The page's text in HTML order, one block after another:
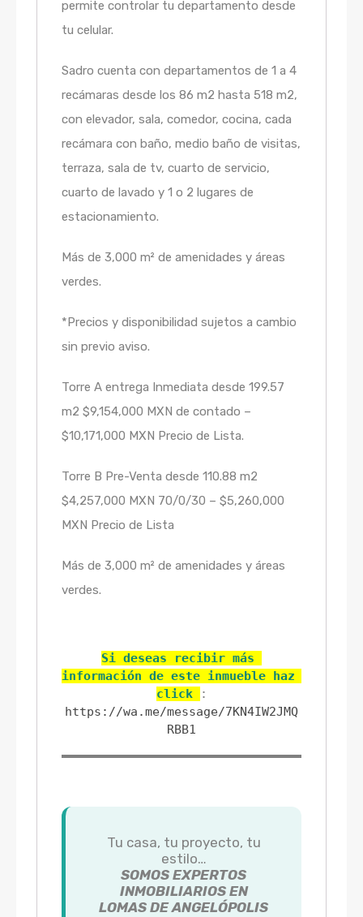
permite controlar tu departamento desde
tu celular.
Sadro cuenta con departamentos de 1 a 4
recámaras desde los 86 m2 hasta 518 m2,
con elevador, sala, comedor, cocina, cada
recámara con baño, medio baño de visitas,
terraza, sala de tv, cuarto de servicio,
cuarto de lavado y 1 o 2 lugares de
estacionamiento.
Más de 3,000 m² de amenidades y áreas
verdes.
*Precios y disponibilidad sujetos a cambio
sin previo aviso.
Torre A entrega Inmediata desde 199.57
m2 $9,154,000 MXN de contado –
$10,171,000 MXN Precio de Lista.
Torre B Pre-Venta desde 110.88 m2
$4,257,000 MXN 70/0/30 – $5,260,000
MXN Precio de Lista
Más de 3,000 m² de amenidades y áreas
verdes.
Si deseas recibir más
información de este inmueble haz
click
https://wa.me/message/7KN4IW2JMQ
RBB1
Tu casa, tu proyecto, tu
estilo…
SOMOS EXPERTOS
INMOBILIARIOS EN
LOMAS DE ANGELÓPOLIS